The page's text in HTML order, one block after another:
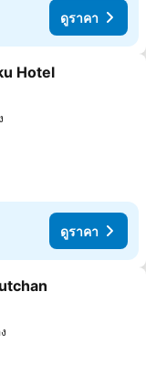
ดูราคา
ารโปรด
Hotel
ดูราคา
รโปรด